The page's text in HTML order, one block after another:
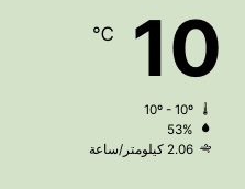
10
℃
53%
2.06 كيلومتر/ساعة